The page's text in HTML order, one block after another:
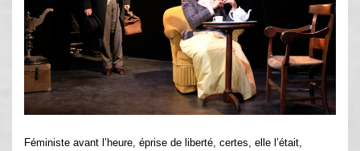
Féministe avant l’heure, éprise de liberté, certes, elle l’était,